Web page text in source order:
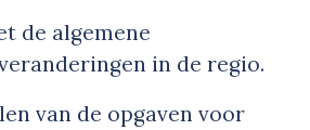
de algemene
in de regio.
van de opgaven voor